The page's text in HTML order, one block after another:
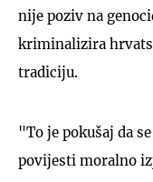
nije poziv na
kriminalizira
tradiciju.
"To je pokušaj da
povijesti moralno